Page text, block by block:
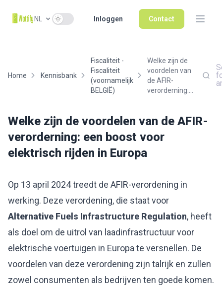
NL Use setting Inloggen Contact
Home Kennisbank
Fiscaliteit -
Fiscaliteit
(voornamelijk
BELGIË)
Welke zijn de
voordelen van
de AFIR-
verorderning:...
Welke zijn de voordelen van de AFIR-
verorderning: een boost voor
elektrisch rijden in Europa
Op 13 april 2024 treedt de AFIR-verordening in
werking. Deze verordening, die staat voor
Alternative Fuels Infrastructure Regulation, heeft
als doel om de uitrol van laadinfrastructuur voor
elektrische voertuigen in Europa te versnellen. De
voordelen van deze verordening zijn talrijk en zullen
zowel consumenten als bedrijven ten goede komen.